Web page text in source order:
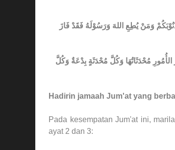
ذُنُوْبَكُمْ وَمَنْ يُطِعِ اللهَ وَرَسُوْلَهُ فَقَدْ فَازَ
مُحْدَثَاتُهَا وَكُلَّ مُحْدَثَةٍ بِدْعَةٌ وَكُلَّ
Hadirin jamaah Jum'at yang
Pada kesempatan Jum'at ini,
ayat 2 dan 3: